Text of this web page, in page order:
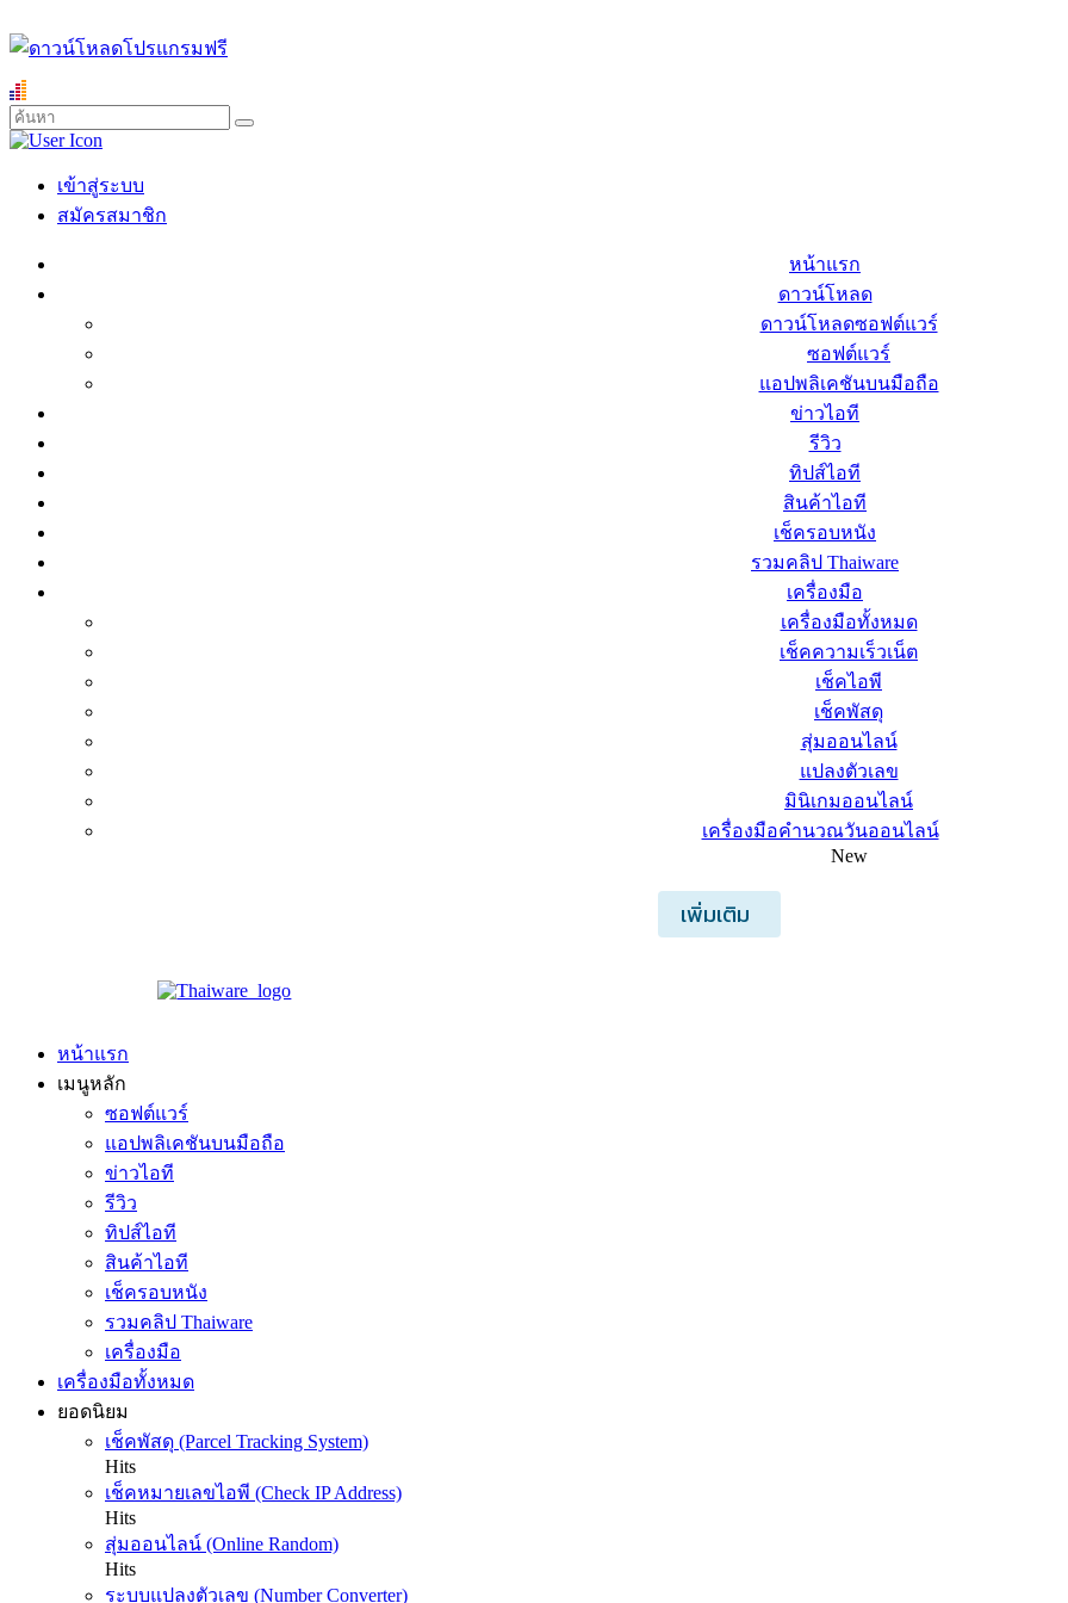
เข้าสู่ระบบ
สมัครสมาชิก
หน้าแรก
ดาวน์โหลด
ดาวน์โหลดซอฟต์แวร์
ซอฟต์แวร์
แอปพลิเคชันบนมือถือ
ข่าวไอที
รีวิว
ทิปส์ไอที
สินค้าไอที
เช็ครอบหนัง
รวมคลิป Thaiware
เครื่องมือ
เครื่องมือทั้งหมด
เช็คความเร็วเน็ต
เช็คไอพี
เช็คพัสดุ
สุ่มออนไลน์
แปลงตัวเลข
มินิเกมออนไลน์
เครื่องมือคำนวณวันออนไลน์
New
เพิ่มเติม
หน้าแรก
เมนูหลัก
ซอฟต์แวร์
แอปพลิเคชันบนมือถือ
ข่าวไอที
รีวิว
ทิปส์ไอที
สินค้าไอที
เช็ครอบหนัง
รวมคลิป Thaiware
เครื่องมือ
เครื่องมือทั้งหมด
ยอดนิยม
เช็คพัสดุ (Parcel Tracking System)
Hits
เช็คหมายเลขไอพี (Check IP Address)
Hits
สุ่มออนไลน์ (Online Random)
Hits
ระบบแปลงตัวเลข (Number Converter)